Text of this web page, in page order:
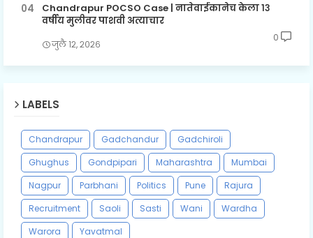
Chandrapur POCSO Case | नातेवाईकानेच केला १३
वर्षीय मुलीवर पाशवी अत्याचार
जुलै १२, २०२६
0
LABELS
Chandrapur Gadchandur
Gadchiroli
Ghughus
Gondpipari Maharashtra
Mumbai
Nagpur
Parbhani Politics Pune
Rajura
Recruitment
Saoli Sasti Wani
Wardha
Warora
Yavatmal